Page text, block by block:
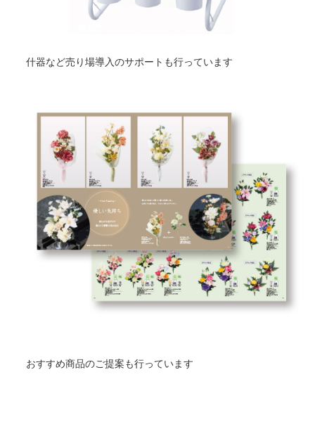
什器など売り場導入のサポートも行っています
おすすめ商品のご提案も行っています